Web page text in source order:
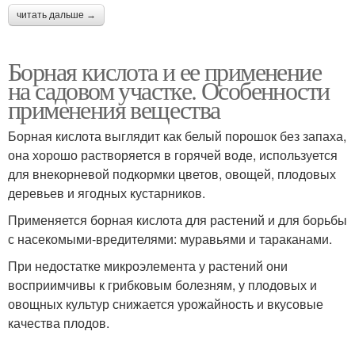
читать дальше →
Борная кислота и ее применение
на садовом участке. Особенности
применения вещества
Борная кислота выглядит как белый порошок без запаха,
она хорошо растворяется в горячей воде, используется
для внекорневой подкормки цветов, овощей, плодовых
деревьев и ягодных кустарников.
Применяется борная кислота для растений и для борьбы
с насекомыми-вредителями: муравьями и тараканами.
При недостатке микроэлемента у растений они
восприимчивы к грибковым болезням, у плодовых и
овощных культур снижается урожайность и вкусовые
качества плодов.